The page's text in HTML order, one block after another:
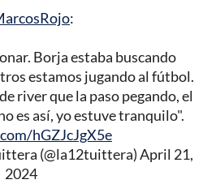
:
Borja estaba buscando
estamos jugando al fútbol.
river que la paso pegando, el
es así, yo estuve tranquilo".
hGZJcJgX5e
(@la12tuittera)April 21,
2024